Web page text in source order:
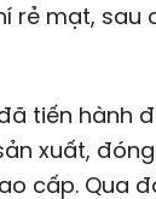
rẻ mạt, sau
tiến hành
xuất,
cấp. Qua